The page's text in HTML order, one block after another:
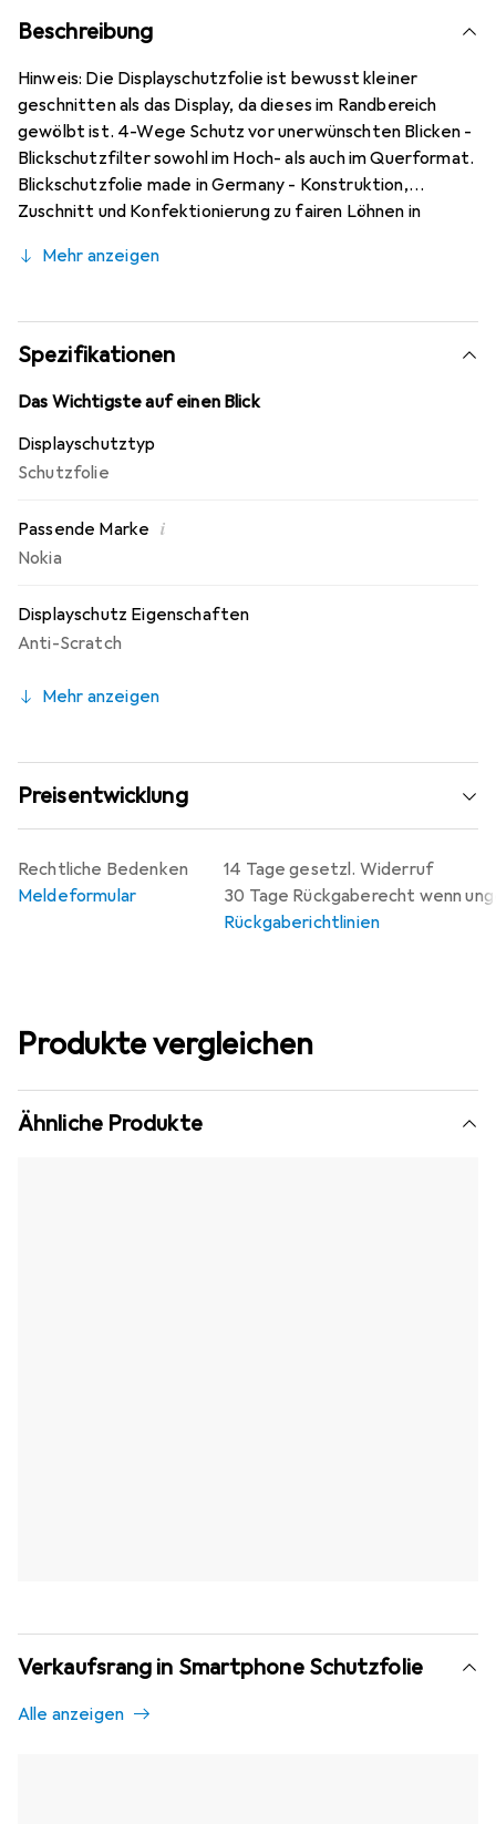
Beschreibung
Hinweis: Die Displayschutzfolie ist bewusst kleiner
geschnitten als das Display, da dieses im Randbereich
gewölbt ist. 4-Wege Schutz vor unerwünschten Blicken -
Blickschutzfilter sowohl im Hoch- als auch im Querformat.
Blickschutzfolie made in Germany - Konstruktion,
Zuschnitt und Konfektionierung zu fairen Löhnen in
dieses gewölbt ist (siehe Fotos), blasenfrei und jederzeit
durch die spezielle hartbeschichtete Oberfläche! Die
dipos Blickschutzfilter Folie ist sehr beständig gegen
Kratzer und Abrasion! Kinderleichte Montage! Keine
Blasenbildung bei staubfreiem Display möglich! Beim
sich wie von selbst an das Display an. Jederzeit
rückstandsfrei entfernbar!.
Mehr anzeigen
Spezifikationen
Das Wichtigste auf einen Blick
Displayschutztyp
Schutzfolie
Passende Marke i
Nokia
Displayschutz Eigenschaften
Anti-Scratch
Mehr anzeigen
Preisentwicklung
14 Tage gesetzl. Widerruf
30 Tage Rückgaberecht wenn
Rückgaberichtlinien
Rechtliche Bedenken
Meldeformular
Produkte vergleichen
Ähnliche Produkte
Verkaufsrang in Smartphone Schutzfolie
Alle anzeigen